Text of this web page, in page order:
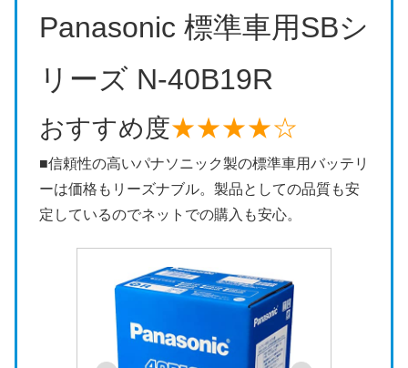
Panasonic 標準車用SBシ
リーズ N-40B19R
おすすめ度★★★★☆
■信頼性の高いパナソニック製の標準車用バッテリ
ーは価格もリーズナブル。製品としての品質も安
定しているのでネットでの購入も安心。